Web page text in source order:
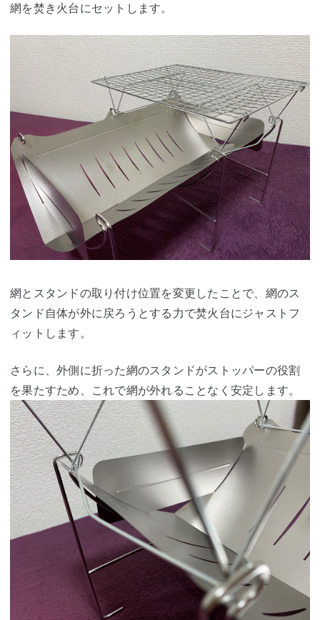
網を焚き火台にセットします。
網とスタンドの取り付け位置を変更したことで、網のス
タンド自体が外に戻ろうとする力で焚火台にジャストフ
ィットします。
さらに、外側に折った網のスタンドがストッパーの役割
を果たすため、これで網が外れることなく安定します。